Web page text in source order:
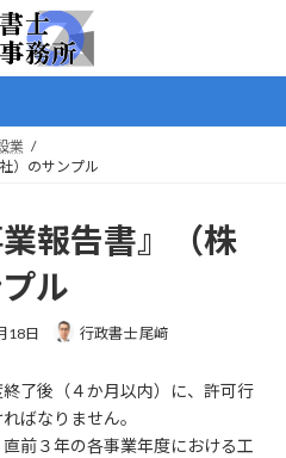
業
）のサンプル
報告書』（株
ル
18日 行政書士 尾﨑
了後（４か月以内）に、許可行
ばなりません。
前３年の各事業年度における工